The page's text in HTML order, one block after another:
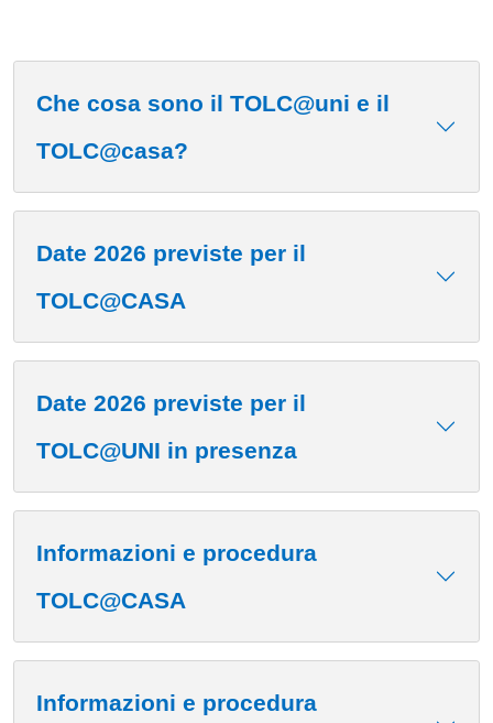
Che cosa sono il TOLC@uni e il
TOLC@casa?
Date 2026 previste per il
TOLC@CASA
Date 2026 previste per il
TOLC@UNI in presenza
Informazioni e procedura
TOLC@CASA
Informazioni e procedura